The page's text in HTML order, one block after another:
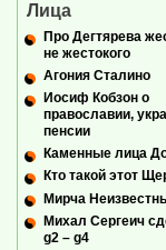
Лица
Про Дегтярева
не жестокого
Агония Сталино
Иосиф Кобзон о
православии,
пенсии
Каменные лица
Кто такой этот
Мирча
Михал Сергеич
g2 – g4